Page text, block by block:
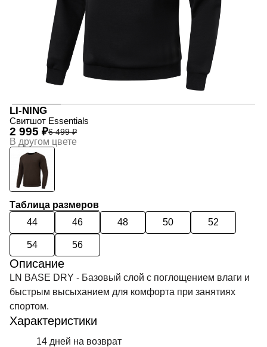
LI-NING
Свитшот Essentials
6 499 ₽
2 995 ₽
В другом цвете
Таблица размеров
44
46 48 50 52
54 56
Описание
LN BASE DRY - Базовый слой с поглощением влаги и
быстрым высыханием для комфорта при занятиях
спортом.
Характеристики
14 дней на возврат